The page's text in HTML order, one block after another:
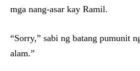
mga nang-asar kay Ramil.
“Sorry,” sabi ng batang pumunit
alam.”